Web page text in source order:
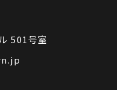
501号室